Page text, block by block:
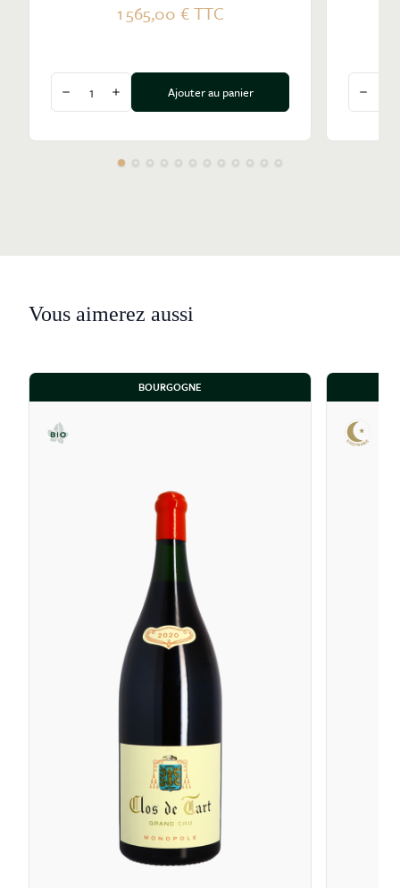
1 565,00 €TTC
Diminuer la quantité
Augmenter la quantité
Ajouter au panier
Vous aimerez aussi
BOURGOGNE